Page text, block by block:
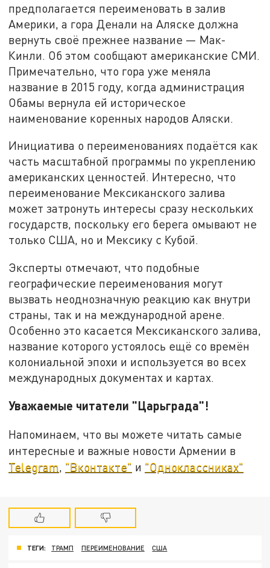
предполагается переименовать в залив
Америки, а гора Денали на Аляске должна
вернуть своё прежнее название — Мак-
Кинли. Об этом сообщают американские СМИ.
Примечательно, что гора уже меняла
название в 2015 году, когда администрация
Обамы вернула ей историческое
наименование коренных народов Аляски.
Инициатива о переименованиях подаётся как
часть масштабной программы по укреплению
американских ценностей. Интересно, что
переименование Мексиканского залива
может затронуть интересы сразу нескольких
государств, поскольку его берега омывают не
только США, но и Мексику с Кубой.
Эксперты отмечают, что подобные
географические переименования могут
вызвать неоднозначную реакцию как внутри
страны, так и на международной арене.
Особенно это касается Мексиканского залива,
название которого устоялось ещё со времён
колониальной эпохи и используется во всех
международных документах и картах.
Уважаемые читатели "Царьграда"!
Напоминаем, что вы можете читать самые
интересные и важные новости Армении в
Telegram "Вконтакте" и "Одноклассниках"
ТЕГИ: ТРАМП ПЕРЕИМЕНОВАНИЕ США